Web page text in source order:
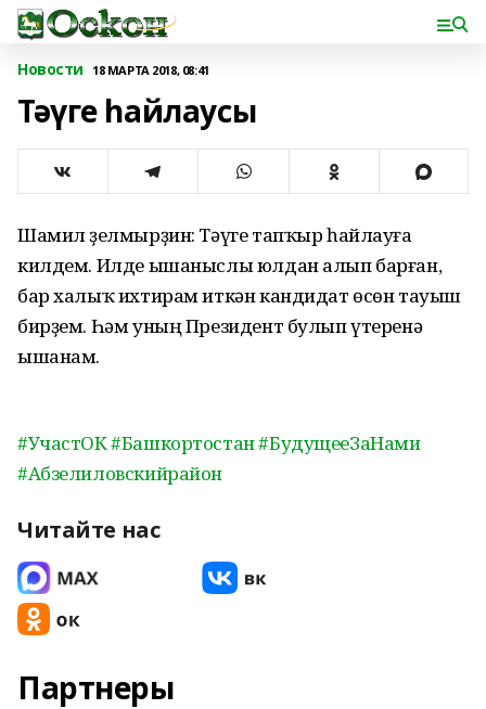
Новости 18 МАРТА 2018, 08:41
Тәүге һайлаусы
Шамил Әҙелмырҙин: Тәүге тапҡыр һайлауға
килдем. Илде ышаныслы юлдан алып барған,
бар халыҡ ихтирам иткән кандидат өсөн тауыш
бирҙем. Һәм уның Президент булып үтеренә
ышанам.
#УчастОК#Башкортостан#БудущееЗаНами
#Абзелиловскийрайон
Читайте нас
Партнеры